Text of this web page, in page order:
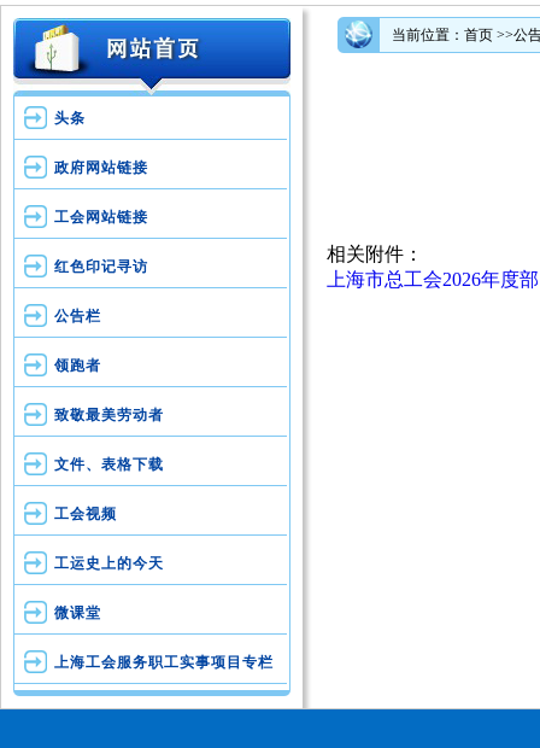
头条
政府网站链接
工会网站链接
红色印记寻访
公告栏
领跑者
致敬最美劳动者
文件、表格下载
工会视频
工运史上的今天
微课堂
上海工会服务职工实事项目专栏
当前位置：首页 >>公
相关附件：
上海市总工会2026年度